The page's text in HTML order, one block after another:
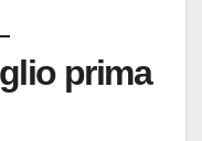
prima